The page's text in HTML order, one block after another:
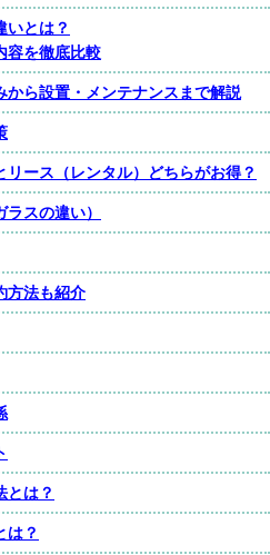
いとは？
容を徹底比較
から設置・メンテナンスまで解説
リース（レンタル）どちらがお得？
スの違い）
方法も紹介
とは？
は？